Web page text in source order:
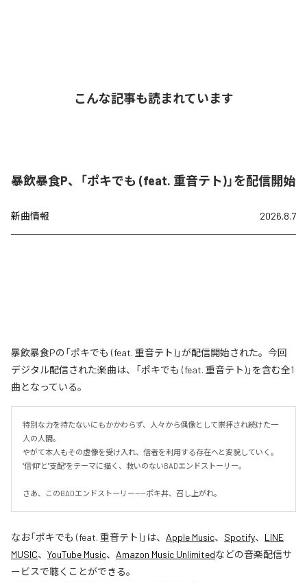
こんな記事も読まれています
暴飲暴食P、「ポキでも (feat. 重音テト)」を配信開始
新曲情報 2026.8.7
暴飲暴食Pの「ポキでも (feat. 重音テト)」が配信開始された。今回
デジタル配信された楽曲は、「ポキでも (feat. 重音テト)」を含む全1
曲となっている。
特別な力を持たないにもかかわらず、人々から偶像として崇拝され続けた一
人の人間。
やがて本人もその虚像を受け入れ、信者を利用する存在へと変貌していく。
"信仰"と"支配"をテーマに描く、救いのないBADエンドストーリー。
さあ、このBADエンドストーリー——ポキ丼、召し上がれ。
なお「ポキでも (feat. 重音テト)」は、 Apple Music、 Spotify、 LINE
MUSIC、 YouTube Music、 Amazon Music Unlimitedなどの音楽配信サ
ービスで聴くことができる。